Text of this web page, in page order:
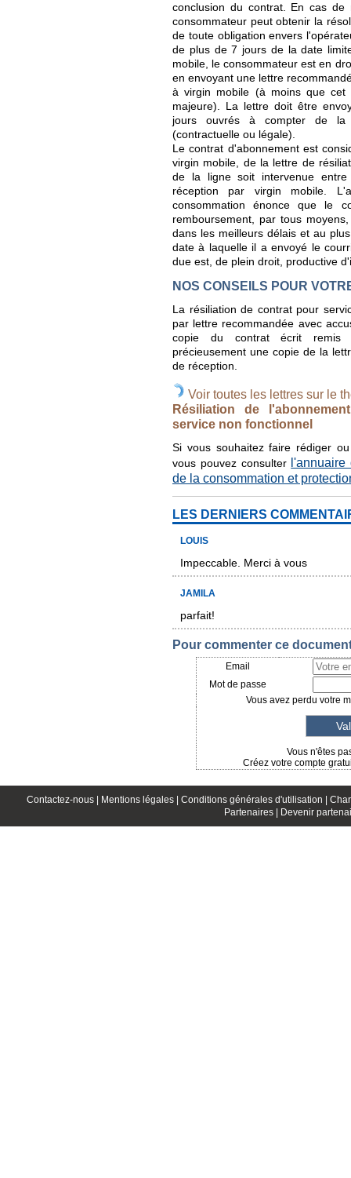
conclusion du contrat. En cas
consommateur peut obtenir la
de toute obligation envers
de plus de 7 jours de la date
mobile, le consommateur est en
en envoyant une lettre
à virgin mobile (à moins que
majeure). La lettre doit être
jours ouvrés à compter de
(contractuelle ou légale).
Le contrat d'abonnement est
virgin mobile, de la lettre de
de la ligne soit intervenue
réception par virgin mobile.
consommation énonce que le
remboursement, par tous
dans les meilleurs délais et au
date à laquelle il a envoyé le
due est, de plein droit, productive
NOS CONSEILS POUR
La résiliation de contrat pour
par lettre recommandée avec
copie du contrat écrit remis
précieusement une copie de la
de réception.
Voir toutes les lettres sur le
Résiliation de
service non fonctionnel
Si vous souhaitez faire rédiger
vous pouvez consulter l'annuaire
de la consommation et
LES DERNIERS
LOUIS
Impeccable. Merci à vous
JAMILA
parfait!
Pour commenter ce
Email
Mot de passe
Vous avez perdu votre
Vous n'êtes
Créez votre compte
Contactez-nous | Mentions légales | Conditions générales d'utilisation |
Partenaires |
Devenir